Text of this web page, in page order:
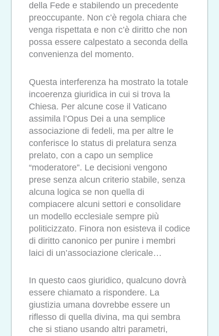
della Fede e stabilendo un precedente
preoccupante. Non c’è regola chiara che
venga rispettata e non c’è diritto che non
possa essere calpestato a seconda della
convenienza del momento.
Questa interferenza ha mostrato la totale
incoerenza giuridica in cui si trova la
Chiesa. Per alcune cose il Vaticano
assimila l’Opus Dei a una semplice
associazione di fedeli, ma per altre le
conferisce lo status di prelatura senza
prelato, con a capo un semplice
“moderatore”. Le decisioni vengono
prese senza alcun criterio stabile, senza
alcuna logica se non quella di
compiacere alcuni settori e consolidare
un modello ecclesiale sempre più
politicizzato. Finora non esisteva il codice
di diritto canonico per punire i membri
laici di un’associazione clericale…
In questo caos giuridico, qualcuno dovrà
essere chiamato a rispondere. La
giustizia umana dovrebbe essere un
riflesso di quella divina, ma qui sembra
che si stiano usando altri parametri,